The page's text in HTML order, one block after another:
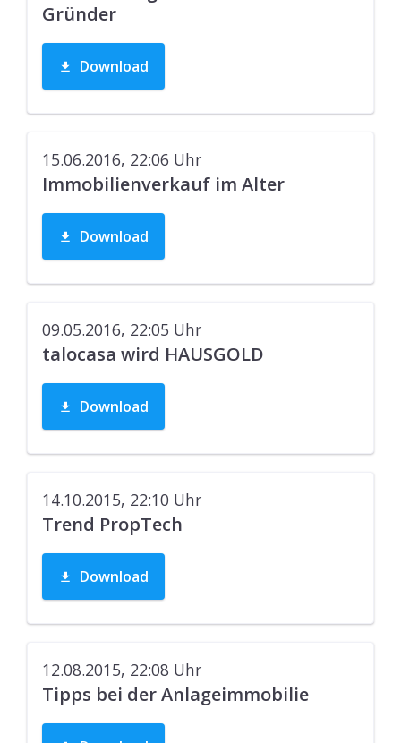
Gründer
Download
15.06.2016, 22:06 Uhr
Immobilienverkauf im Alter
Download
09.05.2016, 22:05 Uhr
talocasa wird HAUSGOLD
Download
14.10.2015, 22:10 Uhr
Trend PropTech
Download
12.08.2015, 22:08 Uhr
Tipps bei der Anlageimmobilie